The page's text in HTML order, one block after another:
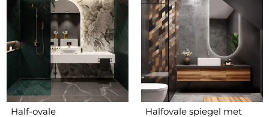
Half-ovale
Halfovale spiegel met